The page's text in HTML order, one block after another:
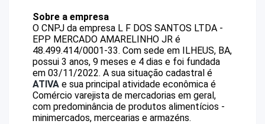
Sobre a empresa
O CNPJ da empresa L F DOS SANTOS LTDA -
EPP MERCADO AMARELINHO JR é
48.499.414/0001-33. Com sede em ILHEUS, BA,
possui 3 anos, 9 meses e 4 dias e foi fundada
em 03/11/2022. A sua situação cadastral é
ATIVA e sua principal atividade econômica é
Comércio varejista de mercadorias em geral,
com predominância de produtos alimentícios -
minimercados, mercearias e armazéns.